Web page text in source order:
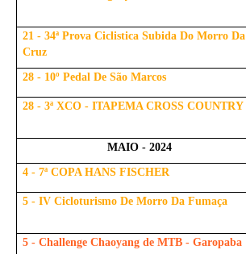
21 - 34ª Prova Ciclistica Subida Do Morro Da
Cruz
28 - 10º Pedal De São Marcos
28 - 3ª XCO - ITAPEMA CROSS COUNTRY
MAIO - 2024
4 - 7ª COPA HANS FISCHER
5 - IV Cicloturismo De Morro Da Fumaça
5 - Challenge Chaoyang de MTB - Garopaba